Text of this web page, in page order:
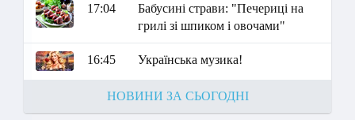
17:04
Бабусині страви: "Печериці на
грилі зі шпиком і овочами"
16:45 Українська музика!
НОВИНИ ЗА СЬОГОДНІ